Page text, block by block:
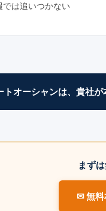
では追いつかない
トオーシャンは、貴社
まず
✉ 無料